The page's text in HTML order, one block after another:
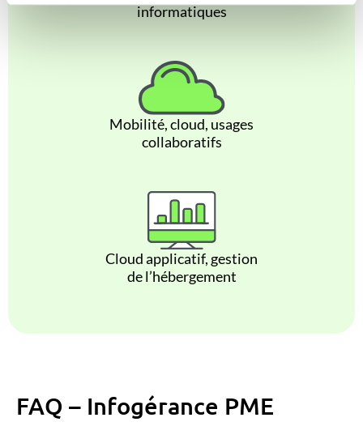
informatiques
Mobilité, cloud, usages
collaboratifs
Cloud applicatif, gestion
de l’hébergement
FAQ – Infogérance PME